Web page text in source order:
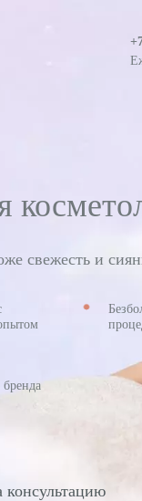
свежесть и
бренда
консультацию